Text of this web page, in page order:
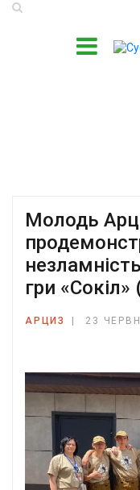
Молодь
гри
АРЦИЗ 23